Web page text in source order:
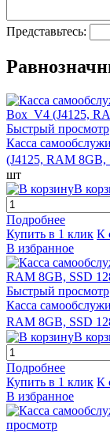
Представьтесь:
Быстрый просмотр
Касса
(J4125, RAM 8GB,
шт
В
Подробнее
Купить в 1 клик К
В избранное
Быстрый просмотр
Касса
RAM 8GB, SSD
В
Подробнее
Купить в 1 клик К
В избранное
просмотр